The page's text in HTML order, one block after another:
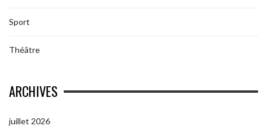
Sport
Théâtre
ARCHIVES
juillet 2026